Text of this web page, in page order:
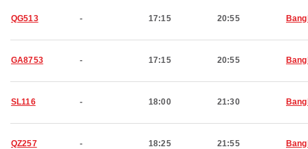
QG513 - 17:15 20:55
GA8753 - 17:15 20:55
SL116 - 18:00 21:30
QZ257 - 18:25 21:55